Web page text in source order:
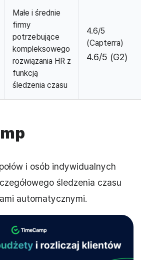
Małe i średnie
firmy
potrzebujące
kompleksowego
rozwiązania HR z
funkcją
śledzenia czasu
4.6/5
(Capterra)
4.6/5 (G2)
i osób indywidualnych
śledzenia czasu
automatycznymi.